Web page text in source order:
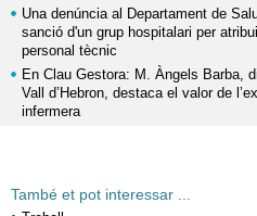
Una denúncia al Departament de
sanció d'un grup hospitalari per
personal tècnic
En Clau Gestora: M. Àngels Barba,
Vall d’Hebron, destaca el valor de
infermera
També et pot interessar ...